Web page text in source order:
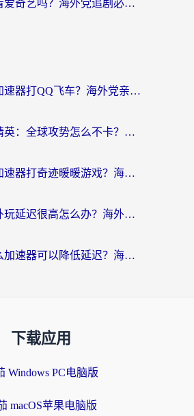
在国外不能看爱奇艺吗？海外党追剧必看的回国加速器选择指南
国外用什么加速器打QQ飞车？海外党亲测有效的国服游戏加速指南
国外玩反恐精英：全球攻势怎么不卡？老玩家亲测的加速器选择指南
国外用什么加速器打奇迹暖暖游戏？海外党国服手游畅玩全攻略（附3款热门游戏实测）
巨兽战场国外玩延迟很高怎么办？海外党亲测的国服游戏加速解决方案
打龙之谷什么加速器可以降低延迟？海外玩家亲测有效的国服加速指南
下载应用
Windows PC电脑版
macOS苹果电脑版